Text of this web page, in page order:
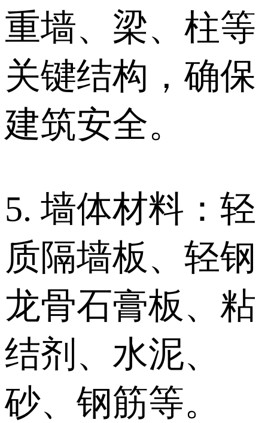
重墙、梁、柱等
关键结构，确保
建筑安全。
5. 墙体材料：轻
质隔墙板、轻钢
龙骨石膏板、粘
结剂、水泥、
砂、钢筋等。